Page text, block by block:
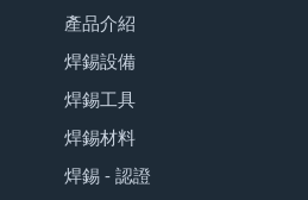
產品介紹
焊錫設備
焊錫工具
焊錫材料
焊錫 - 認證